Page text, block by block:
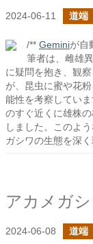
2024-06-11 道端
/** Geminiが自
筆者は、雌雄
に疑問を抱き、観
が、昆虫に蜜や花
能性を考察してい
のすぐ近くに雄株
しました。このよ
ガシワの生態を深
アカメガ
2024-06-08 道端